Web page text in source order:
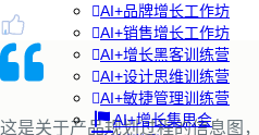
AI+品牌增长工作坊
AI+销售增长工作坊
AI+增长黑客训练营
AI+设计思维训练营
AI+敏捷管理训练营
AI+增长集思会
这是关于产品规划过程的信息图